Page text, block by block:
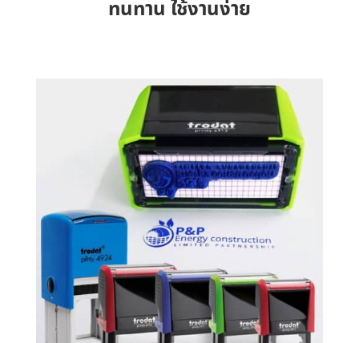
ทนทาน ใช้งานง่าย